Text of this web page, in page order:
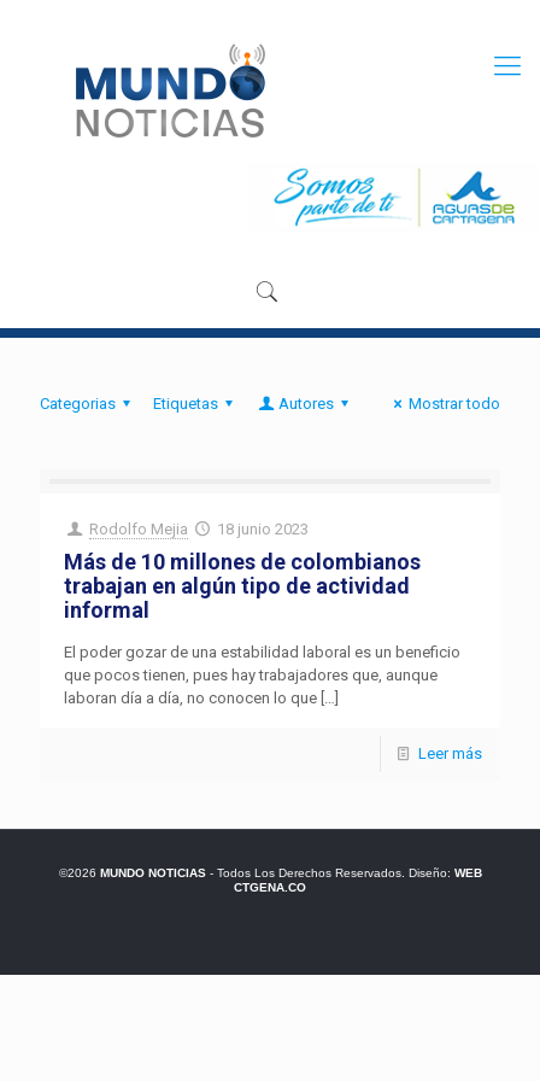
Categorias Etiquetas Autores Mostrar todo
Rodolfo Mejia 18 junio 2023
Más de 10 millones de colombianos
trabajan en algún tipo de actividad
informal
El poder gozar de una estabilidad laboral es un beneficio
que pocos tienen, pues hay trabajadores que, aunque
laboran día a día, no conocen lo que […]
Leer más
©2026 MUNDO NOTICIAS- Todos Los Derechos Reservados. Diseño: WEB
CTGENA.CO